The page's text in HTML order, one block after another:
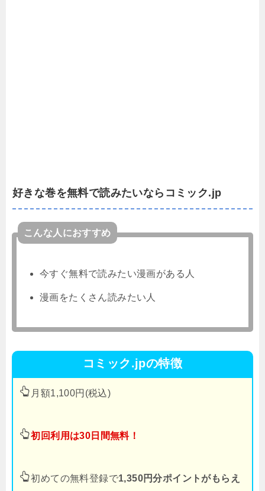
好きな巻を無料で読みたいならコミック.jp
こんな人におすすめ
今すぐ無料で読みたい漫画がある人
漫画をたくさん読みたい人
コミック.jpの特徴
月額1,100円(税込)
初回利用は30日間無料！
初めての無料登録で1,350円分ポイントがもらえ